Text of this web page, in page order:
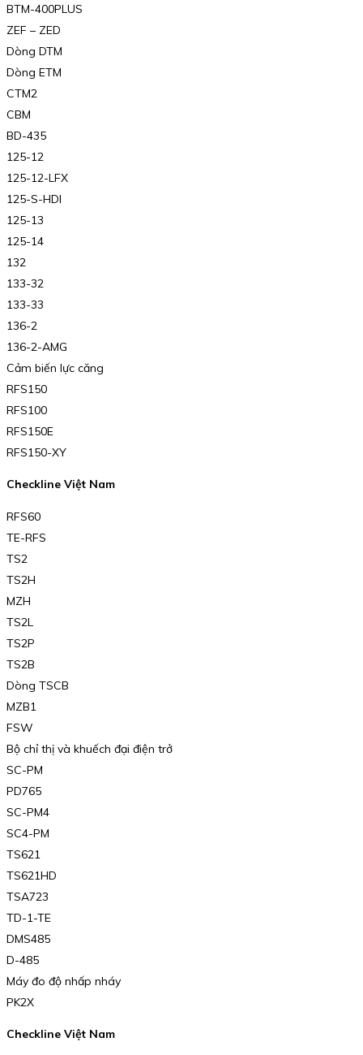
BTM-400PLUS
ZEF – ZED
Dòng DTM
Dòng ETM
CTM2
CBM
BD-435
125-12
125-12-LFX
125-S-HDI
125-13
125-14
132
133-32
133-33
136-2
136-2-AMG
Cảm biến lực căng
RFS150
RFS100
RFS150E
RFS150-XY
Checkline Việt Nam
RFS60
TE-RFS
TS2
TS2H
MZH
TS2L
TS2P
TS2B
Dòng TSCB
MZB1
FSW
Bộ chỉ thị và khuếch đại điện trở
SC-PM
PD765
SC-PM4
SC4-PM
TS621
TS621HD
TSA723
TD-1-TE
DMS485
D-485
Máy đo độ nhấp nháy
PK2X
Checkline Việt Nam